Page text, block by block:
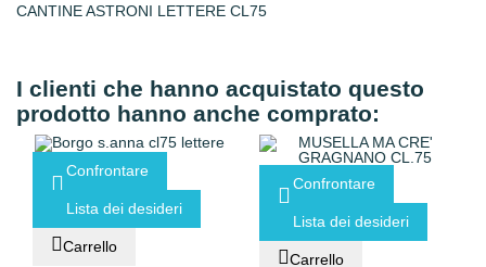
CANTINE ASTRONI LETTERE CL75
I clienti che hanno acquistato questo
prodotto hanno anche comprato:
Confrontare
Lista dei desideri
Carrello
Confrontare
Lista dei desideri
Carrello